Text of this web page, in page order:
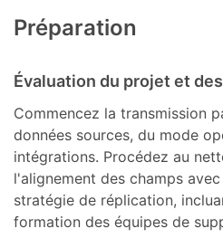
Préparation
Évaluation du projet et
Commencez la transmission
données sources, du mode
intégrations. Procédez au
l'alignement des champs
stratégie de réplication,
formation des équipes de